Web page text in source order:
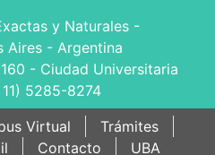
y Naturales -
Aires - Argentina
- Ciudad Universitaria
5285-8274
Virtual
Trámites
Contacto UBA